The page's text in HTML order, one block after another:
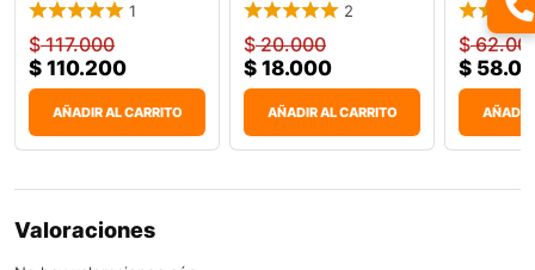
1
$117.000
$ 110.200
AÑADIR AL CARRITO
2
$20.000
$ 18.000
AÑADIR AL CARRITO
$
$
AÑADIR
Valoraciones